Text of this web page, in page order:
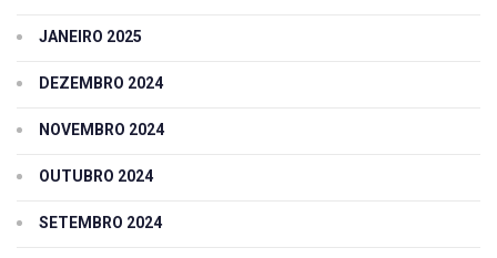
JANEIRO 2025
DEZEMBRO 2024
NOVEMBRO 2024
OUTUBRO 2024
SETEMBRO 2024